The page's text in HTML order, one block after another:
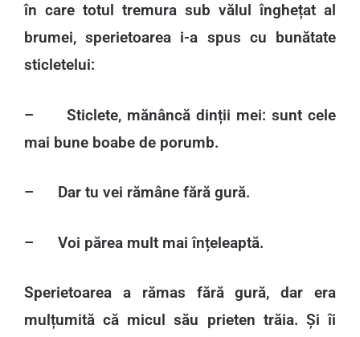
în care totul tremura sub vălul înghețat al
brumei, sperietoarea i-a spus cu bunătate
sticletelui:
– Sticlete, mănâncă dinții mei: sunt cele
mai bune boabe de porumb.
– Dar tu vei rămâne fără gură.
– Voi părea mult mai înțeleaptă.
Sperietoarea a rămas fără gură, dar era
mulțumită că micul său prieten trăia. Și îi